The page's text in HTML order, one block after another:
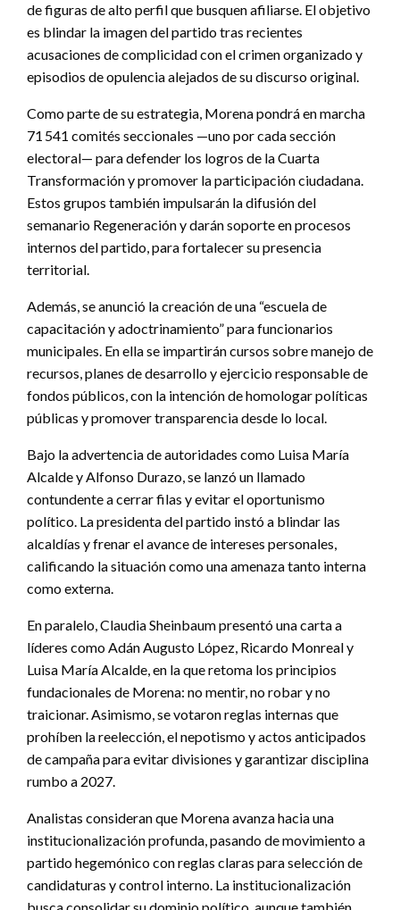
de figuras de alto perfil que busquen afiliarse. El objetivo
es blindar la imagen del partido tras recientes
acusaciones de complicidad con el crimen organizado y
episodios de opulencia alejados de su discurso original.
Como parte de su estrategia, Morena pondrá en marcha
71 541 comités seccionales —uno por cada sección
electoral— para defender los logros de la Cuarta
Transformación y promover la participación ciudadana.
Estos grupos también impulsarán la difusión del
semanario Regeneración y darán soporte en procesos
internos del partido, para fortalecer su presencia
territorial.
Además, se anunció la creación de una “escuela de
capacitación y adoctrinamiento” para funcionarios
municipales. En ella se impartirán cursos sobre manejo de
recursos, planes de desarrollo y ejercicio responsable de
fondos públicos, con la intención de homologar políticas
públicas y promover transparencia desde lo local.
Bajo la advertencia de autoridades como Luisa María
Alcalde y Alfonso Durazo, se lanzó un llamado
contundente a cerrar filas y evitar el oportunismo
político. La presidenta del partido instó a blindar las
alcaldías y frenar el avance de intereses personales,
calificando la situación como una amenaza tanto interna
como externa.
En paralelo, Claudia Sheinbaum presentó una carta a
líderes como Adán Augusto López, Ricardo Monreal y
Luisa María Alcalde, en la que retoma los principios
fundacionales de Morena: no mentir, no robar y no
traicionar. Asimismo, se votaron reglas internas que
prohíben la reelección, el nepotismo y actos anticipados
de campaña para evitar divisiones y garantizar disciplina
rumbo a 2027.
Analistas consideran que Morena avanza hacia una
institucionalización profunda, pasando de movimiento a
partido hegemónico con reglas claras para selección de
candidaturas y control interno. La institucionalización